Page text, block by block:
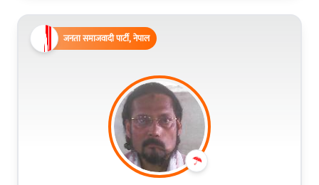
जनता समाजवादी पार्टी, नेपाल